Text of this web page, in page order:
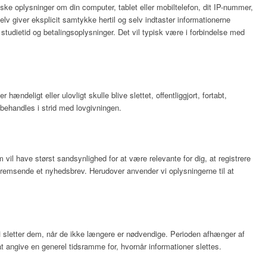
oplysninger om din computer, tablet eller mobiltelefon, dit IP-nummer,
giver eksplicit samtykke hertil og selv indtaster informationerne
og betalingsoplysninger. Det vil typisk være i forbindelse med
hændeligt eller ulovligt skulle blive slettet, offentliggjort, fortabt,
i strid med lovgivningen.
vil have størst sandsynlighed for at være relevante for dig, at registrere
et nyhedsbrev. Herudover anvender vi oplysningerne til at
dem, når de ikke længere er nødvendige. Perioden afhænger af
en generel tidsramme for, hvornår informationer slettes.